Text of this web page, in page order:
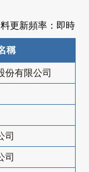
更新頻率：即時
稱
份有限公司
司
司